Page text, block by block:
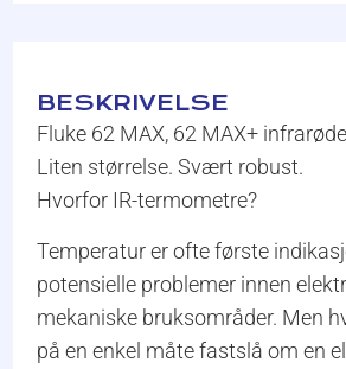
BESKRIVELSE
Fluke 62 MAX, 62 MAX+
Liten størrelse. Svært robust.
Hvorfor IR-termometre?
Temperatur er ofte første
potensielle problemer innen
mekaniske bruksområder. Men
på en enkel måte fastslå om en